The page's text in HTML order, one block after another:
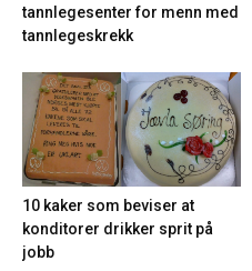
tannlegesenter for menn med
tannlegeskrekk
10 kaker som beviser at
konditorer drikker sprit på
jobb